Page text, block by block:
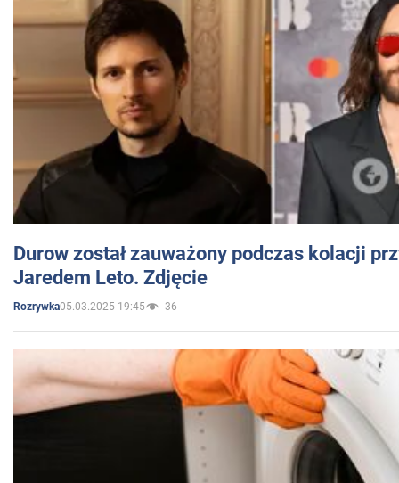
Durow został zauważony podczas kolacji
Jaredem Leto. Zdjęcie
Rozrywka05.03.2025 19:45 36